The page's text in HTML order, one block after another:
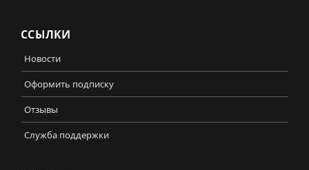
ССЫЛКИ
Новости
Оформить подписку
Отзывы
Служба поддержки